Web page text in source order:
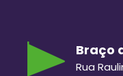
Braço
Rua